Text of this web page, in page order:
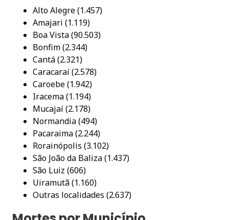
Alto Alegre (1.457)
Amajari (1.119)
Boa Vista (90.503)
Bonfim (2.344)
Cantá (2.321)
Caracaraí (2.578)
Caroebe (1.942)
Iracema (1.194)
Mucajaí (2.178)
Normandia (494)
Pacaraima (2.244)
Rorainópolis (3.102)
São João da Baliza (1.437)
São Luiz (606)
Uiramutã (1.160)
Outras localidades (2.637)